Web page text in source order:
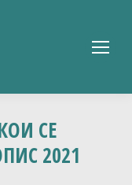
СЕ
2021